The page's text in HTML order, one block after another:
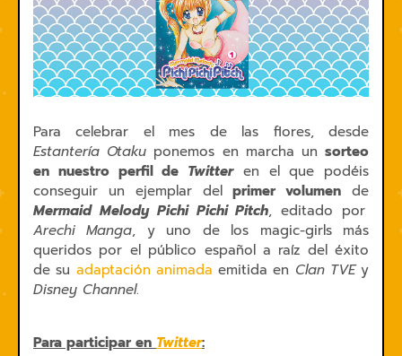
Para celebrar el mes de las flores, desde
Estantería Otaku ponemos en marcha unsorteo
en nuestro perfil de Twitteren el que podéis
conseguir un ejemplar delprimer volumen de
Mermaid Melody Pichi Pichi Pitch, editado por
Arechi Manga, y uno de los magic-girls más
queridos por el público español a raíz del éxito
de su adaptación animada emitida en Clan TVEy
Disney Channel.
Para participar en Twitter: